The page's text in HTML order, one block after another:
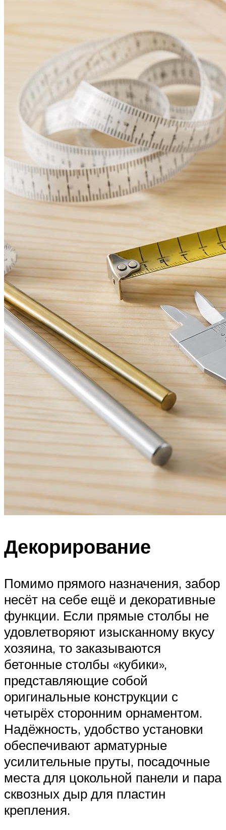
Декорирование
Помимо прямого назначения, забор
несёт на себе ещё и декоративные
функции. Если прямые столбы не
удовлетворяют изысканному вкусу
хозяина, то заказываются
бетонные столбы «кубики»,
представляющие собой
оригинальные конструкции с
четырёх сторонним орнаментом.
Надёжность, удобство установки
обеспечивают арматурные
усилительные пруты, посадочные
места для цокольной панели и пара
сквозных дыр для пластин
крепления.